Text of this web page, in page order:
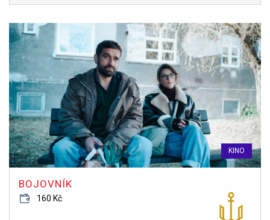
KINO
BOJOVNÍK
160 Kč